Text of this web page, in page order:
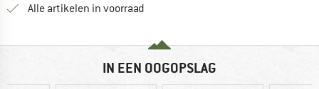
Alle artikelen in voorraad
IN EEN OOGOPSLAG